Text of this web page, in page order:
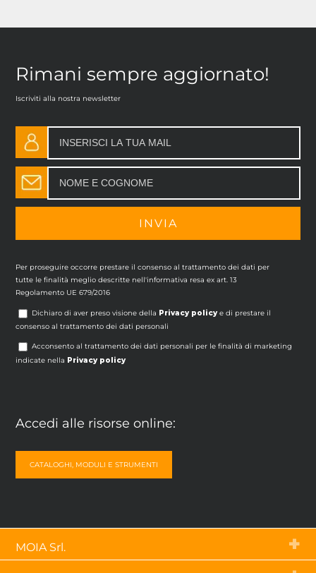
Rimani sempre aggiornato!
Iscriviti alla nostra newsletter
Per proseguire occorre prestare il consenso al trattamento dei dati per
tutte le finalità meglio descritte nell'informativa resa ex art. 13
Regolamento UE 679/2016
Dichiaro di aver preso visione della Privacy policye di prestare il
consenso al trattamento dei dati personali
Acconsento al trattamento dei dati personali per le finalità di marketing
indicate nella Privacy policy
Accedi alle risorse online:
CATALOGHI, MODULI E STRUMENTI
MOIA Srl.